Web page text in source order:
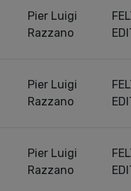
Pier Luigi
Razzano
Pier Luigi
Razzano
Pier Luigi
Razzano